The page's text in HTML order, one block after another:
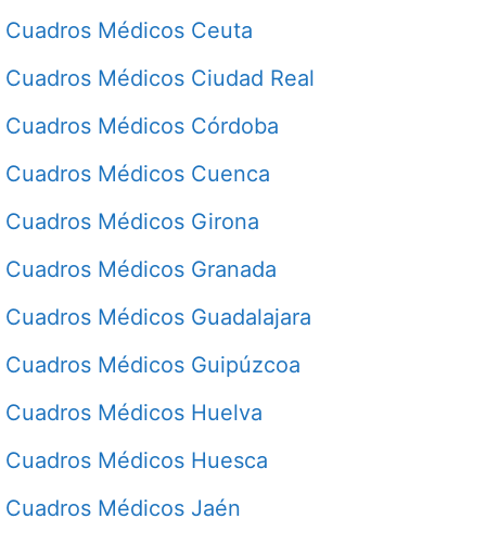
Cuadros Médicos Ceuta
Cuadros Médicos Ciudad Real
Cuadros Médicos Córdoba
Cuadros Médicos Cuenca
Cuadros Médicos Girona
Cuadros Médicos Granada
Cuadros Médicos Guadalajara
Cuadros Médicos Guipúzcoa
Cuadros Médicos Huelva
Cuadros Médicos Huesca
Cuadros Médicos Jaén